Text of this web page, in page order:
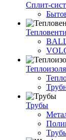
Сплит-
Трубы